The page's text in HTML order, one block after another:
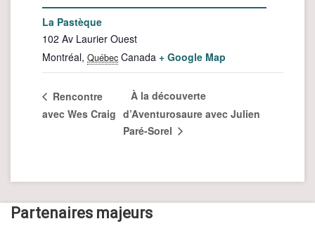
La Pastèque
102 Av Laurier Ouest
Montréal, Québec Canada + Google Map
Rencontre
avec Wes Craig
À la découverte
d’Aventurosaure avec Julien
Paré-Sorel
Partenaires majeurs